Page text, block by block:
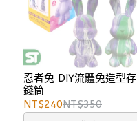
忍者兔 DIY流體兔造型存
錢筒
NT$240NT$350